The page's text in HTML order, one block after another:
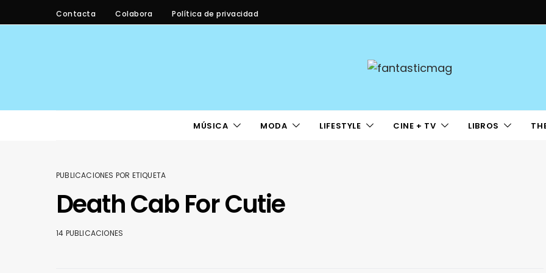
Contacta Colabora Política de privacidad
MÚSICA MODA LIFESTYLE CINE + TV LIBROS
PUBLICACIONES POR ETIQUETA
Death Cab For Cutie
14 PUBLICACIONES